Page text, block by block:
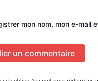
mon nom, mon e-mail